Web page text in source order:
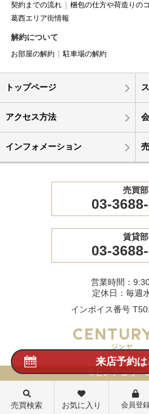
契約までの流れ 梱包の仕方や荷造りの
葛西エリア街情報
解約について
お部屋の解約 駐車場の解約
トップページ
アクセス方法
インフォメーション
売買部
03-
賃貸部
03-
営業時間：
定休日：毎週
インボイス番号
©センチュリー
来店予約は
売買検索 お気に入り 会員登